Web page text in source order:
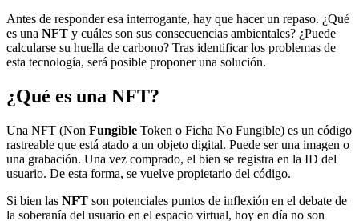
Antes de responder esa interrogante, hay que hacer un repaso. ¿Qué
es una NFT y cuáles son sus consecuencias ambientales? ¿Puede
calcularse su huella de carbono? Tras identificar los problemas de
esta tecnología, será posible proponer una solución.
¿Qué es una NFT?
Una NFT (Non Fungible Token o Ficha No Fungible) es un código
rastreable que está atado a un objeto digital. Puede ser una imagen o
una grabación. Una vez comprado, el bien se registra en la ID del
usuario. De esta forma, se vuelve propietario del código.
Si bien las NFT son potenciales puntos de inflexión en el debate de
la soberanía del usuario en el espacio virtual, hoy en día no son